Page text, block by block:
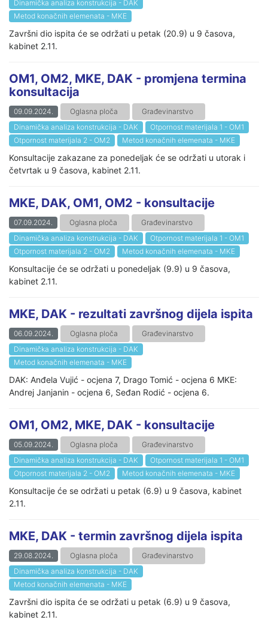
Dinamička analiza konstrukcija - DAK
Metod konačnih elemenata - MKE
Završni dio ispita će se održati u petak (20.9) u 9 časova,
kabinet 2.11.
OM1, OM2, MKE, DAK - promjena termina
konsultacija
09.09.2024. Oglasna ploča
Građevinarstvo
Dinamička analiza konstrukcija - DAK
Otpornost materijala 1 - OM1
Otpornost materijala 2 - OM2
Metod konačnih elemenata - MKE
Konsultacije zakazane za ponedeljak će se održati u utorak i
četvrtak u 9 časova, kabinet 2.11.
MKE, DAK, OM1, OM2 - konsultacije
07.09.2024. Oglasna ploča
Građevinarstvo
Dinamička analiza konstrukcija - DAK
Otpornost materijala 1 - OM1
Otpornost materijala 2 - OM2
Metod konačnih elemenata - MKE
Konsultacije će se održati u ponedeljak (9.9) u 9 časova,
kabinet 2.11.
MKE, DAK - rezultati završnog dijela ispita
06.09.2024. Oglasna ploča
Građevinarstvo
Dinamička analiza konstrukcija - DAK
Metod konačnih elemenata - MKE
DAK: Anđela Vujić - ocjena 7, Drago Tomić - ocjena 6 MKE:
Andrej Janjanin - ocjena 6, Seđan Rodić - ocjena 6.
OM1, OM2, MKE, DAK - konsultacije
05.09.2024. Oglasna ploča
Građevinarstvo
Dinamička analiza konstrukcija - DAK
Otpornost materijala 1 - OM1
Otpornost materijala 2 - OM2
Metod konačnih elemenata - MKE
Konsultacije će se održati u petak (6.9) u 9 časova, kabinet
2.11.
MKE, DAK - termin završnog dijela ispita
29.08.2024. Oglasna ploča
Građevinarstvo
Dinamička analiza konstrukcija - DAK
Metod konačnih elemenata - MKE
Završni dio ispita će se održati u petak (6.9) u 9 časova,
kabinet 2.11.